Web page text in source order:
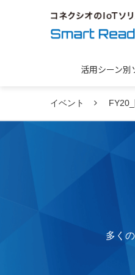
活用シーン
イベント
多く